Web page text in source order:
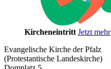
Kircheneintritt Jetzt mehr
Evangelische Kirche der Pfalz
(Protestantische Landeskirche)